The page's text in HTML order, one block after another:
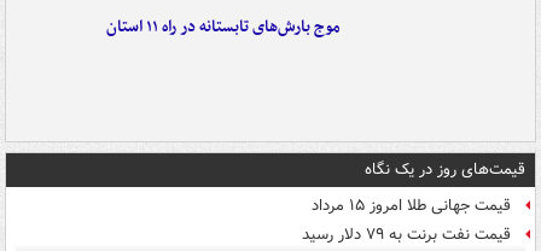
موج بارش‌های تابستانه در راه ۱۱ استان
قیمت‌های روز در یک نگاه
قیمت جهانی طلا امروز ۱۵ مرداد
قیمت نفت برنت به ۷۹ دلار رسید